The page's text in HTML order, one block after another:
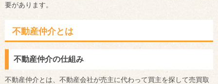
要があります。
不動産仲介とは
不動産仲介の仕組み
不動産仲介とは、不動産会社が売主に代わって買主を探して売買取